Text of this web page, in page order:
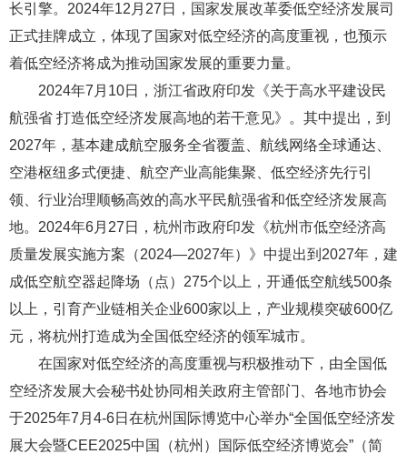
长引擎。2024年12月27日，国家发展改革委低空经济发展司
正式挂牌成立，体现了国家对低空经济的高度重视，也预示
着低空经济将成为推动国家发展的重要力量。
2024年7月10日，浙江省政府印发《关于高水平建设民
航强省 打造低空经济发展高地的若干意见》。其中提出，到
2027年，基本建成航空服务全省覆盖、航线网络全球通达、
空港枢纽多式便捷、航空产业高能集聚、低空经济先行引
领、行业治理顺畅高效的高水平民航强省和低空经济发展高
地。2024年6月27日，杭州市政府印发《杭州市低空经济高
质量发展实施方案（2024—2027年）》中提出到2027年，建
成低空航空器起降场（点）275个以上，开通低空航线500条
以上，引育产业链相关企业600家以上，产业规模突破600亿
元，将杭州打造成为全国低空经济的领军城市。
在国家对低空经济的高度重视与积极推动下，由全国低
空经济发展大会秘书处协同相关政府主管部门、各地市协会
于2025年7月4-6日在杭州国际博览中心举办“全国低空经济发
展大会暨CEE2025中国（杭州）国际低空经济博览会”（简